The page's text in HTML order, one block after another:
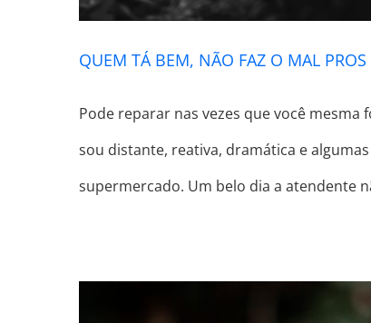
QUEM TÁ BEM, NÃO FAZ O MAL PROS
Pode reparar nas vezes que você
sou distante, reativa, dramática e
supermercado. Um belo dia a atendente